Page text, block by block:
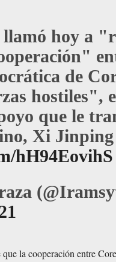
hoy a
de
hostiles",
que le
Xi Jinping
hH94EovihS
que la cooperación entre